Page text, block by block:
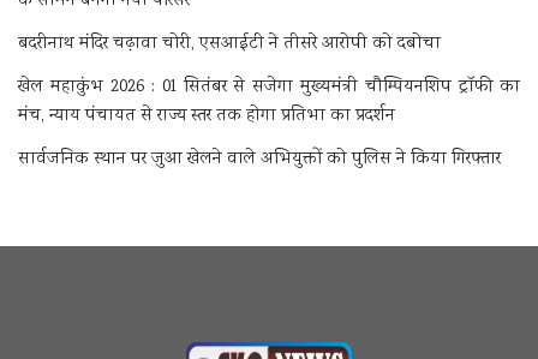
बदरीनाथ मंदिर चढ़ावा चोरी, एसआईटी ने तीसरे आरोपी को दबोचा
खेल महाकुंभ 2026 : 01 सितंबर से सजेगा मुख्यमंत्री चौम्पियनशिप ट्रॉफी का
मंच, न्याय पंचायत से राज्य स्तर तक होगा प्रतिभा का प्रदर्शन
सार्वजनिक स्थान पर जुआ खेलने वाले अभियुक्तों को पुलिस ने किया गिरफ्तार